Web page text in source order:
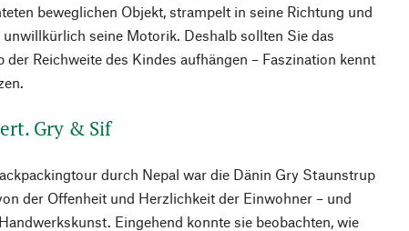
beweglichen Objekt, strampelt in seine Richtung und
seine Motorik. Deshalb sollten Sie das
der Reichweite des Kindes aufhängen – Faszination kennt
Gry & Sif
durch Nepal war die Dänin Gry Staunstrup
der Offenheit und Herzlichkeit der Einwohner – und
Eingehend konnte sie beobachten, wie